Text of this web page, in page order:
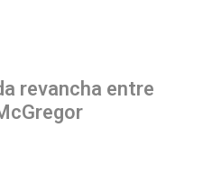
revancha entre